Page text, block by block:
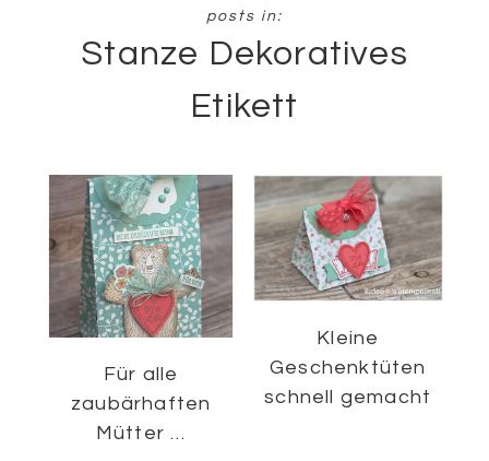
Stanze Dekoratives
Etikett
Für alle
zaubärhaften
Mütter …
Kleine
Geschenktüten
schnell gemacht